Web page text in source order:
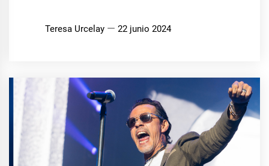
Teresa Urcelay 22 junio 2024